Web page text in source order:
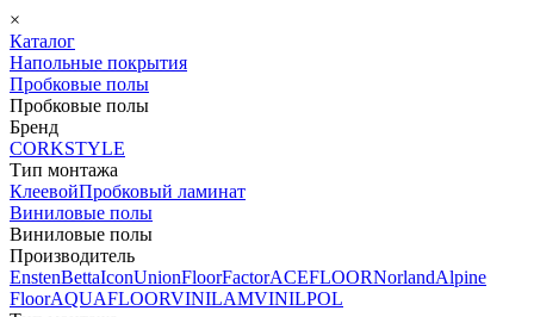
×
Каталог
Напольные покрытия
Пробковые полы
Пробковые полы
Бренд
CORKSTYLE
Тип монтажа
КлеевойПробковый ламинат
Виниловые полы
Виниловые полы
Производитель
EnstenBettaIconUnionFloorFactorACEFLOORNorlandAlpine
FloorAQUAFLOORVINILAMVINILPOL